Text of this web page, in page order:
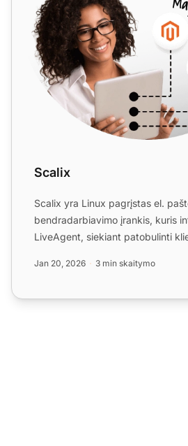
Scalix
Scalix yra Linux pagrįstas el.
bendradarbiavimo įrankis, kuris
LiveAgent, siekiant patobulinti
Jan 20, 2026 3 min skaitymo